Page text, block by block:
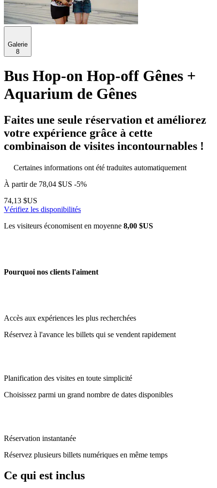
Galerie
8
Bus Hop-on Hop-off Gênes +
Aquarium de Gênes
Faites une seule réservation et améliorez
votre expérience grâce à cette
combinaison de visites incontournables !
Certaines informations ont été traduites automatiquement
À partir de 78,04 $US -5%
74,13 $US
Vérifiez les disponibilités
Les visiteurs économisent en moyenne 8,00 $US
Pourquoi nos clients l'aiment
Accès aux expériences les plus recherchées
Réservez à l'avance les billets qui se vendent rapidement
Planification des visites en toute simplicité
Choisissez parmi un grand nombre de dates disponibles
Réservation instantanée
Réservez plusieurs billets numériques en même temps
Ce qui est inclus